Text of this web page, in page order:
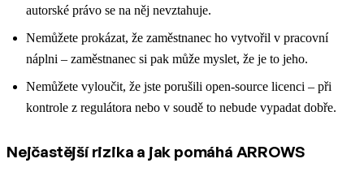
autorské právo se na něj nevztahuje.
Nemůžete prokázat, že zaměstnanec ho vytvořil v pracovní
náplni – zaměstnanec si pak může myslet, že je to jeho.
Nemůžete vyloučit, že jste porušili open-source licenci – při
kontrole z regulátora nebo v soudě to nebude vypadat dobře.
Nejčastější rizika a jak pomáhá ARROWS